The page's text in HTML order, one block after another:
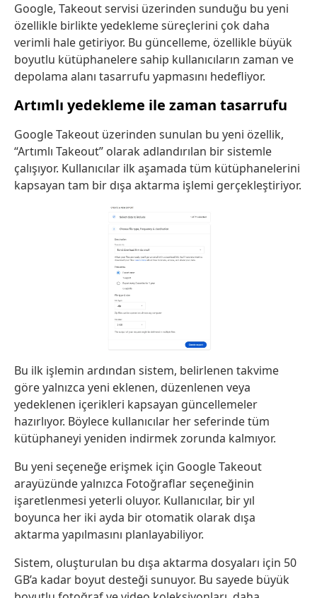
Google, Takeout servisi üzerinden sunduğu bu yeni
özellikle birlikte yedekleme süreçlerini çok daha
verimli hale getiriyor. Bu güncelleme, özellikle büyük
boyutlu kütüphanelere sahip kullanıcıların zaman ve
depolama alanı tasarrufu yapmasını hedefliyor.
Artımlı yedekleme ile zaman tasarrufu
Google Takeout üzerinden sunulan bu yeni özellik,
“Artımlı Takeout” olarak adlandırılan bir sistemle
çalışıyor. Kullanıcılar ilk aşamada tüm kütüphanelerini
kapsayan tam bir dışa aktarma işlemi gerçekleştiriyor.
Bu ilk işlemin ardından sistem, belirlenen takvime
göre yalnızca yeni eklenen, düzenlenen veya
yedeklenen içerikleri kapsayan güncellemeler
hazırlıyor. Böylece kullanıcılar her seferinde tüm
kütüphaneyi yeniden indirmek zorunda kalmıyor.
Bu yeni seçeneğe erişmek için Google Takeout
arayüzünde yalnızca Fotoğraflar seçeneğinin
işaretlenmesi yeterli oluyor. Kullanıcılar, bir yıl
boyunca her iki ayda bir otomatik olarak dışa
aktarma yapılmasını planlayabiliyor.
Sistem, oluşturulan bu dışa aktarma dosyaları için 50
GB’a kadar boyut desteği sunuyor. Bu sayede büyük